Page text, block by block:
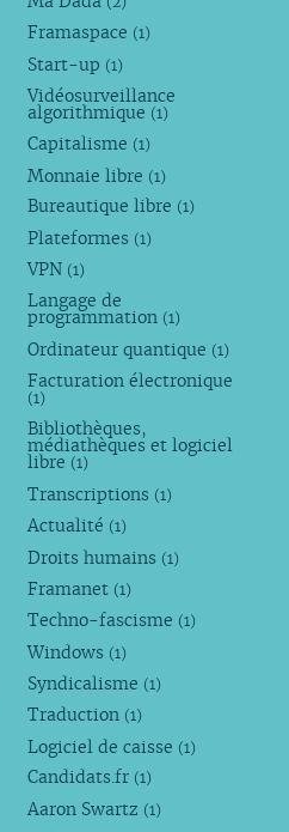
Framaspace (1)
Start-up (1)
Vidéosurveillance
algorithmique (1)
Capitalisme (1)
Monnaie libre (1)
Bureautique libre (1)
Plateformes (1)
VPN (1)
Langage de
programmation (1)
Ordinateur quantique (1)
Facturation électronique
(1)
Bibliothèques,
médiathèques et logiciel
libre (1)
Transcriptions (1)
Actualité (1)
Droits humains (1)
Framanet (1)
Techno-fascisme (1)
Windows (1)
Syndicalisme (1)
Traduction (1)
Logiciel de caisse (1)
Candidats.fr (1)
Aaron Swartz (1)